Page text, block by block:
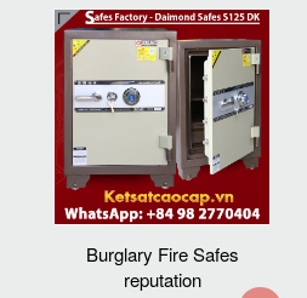
Burglary Fire Safes
reputation